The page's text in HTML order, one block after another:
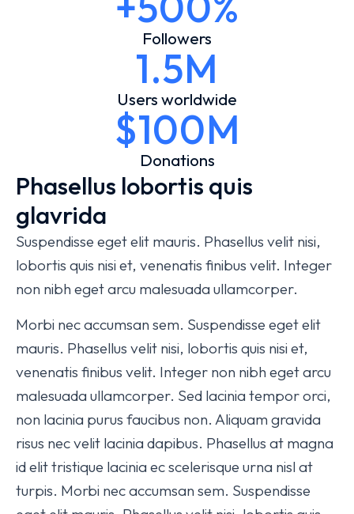
Followers
1.5M
Users worldwide
$100M
Donations
Phasellus lobortis quis
glavrida
Suspendisse eget elit mauris. Phasellus velit nisi,
lobortis quis nisi et, venenatis finibus velit. Integer
non nibh eget arcu malesuada ullamcorper.
Morbi nec accumsan sem. Suspendisse eget elit
mauris. Phasellus velit nisi, lobortis quis nisi et,
venenatis finibus velit. Integer non nibh eget arcu
malesuada ullamcorper. Sed lacinia tempor orci,
non lacinia purus faucibus non. Aliquam gravida
risus nec velit lacinia dapibus. Phasellus at magna
id elit tristique lacinia ec scelerisque urna nisl at
turpis. Morbi nec accumsan sem. Suspendisse